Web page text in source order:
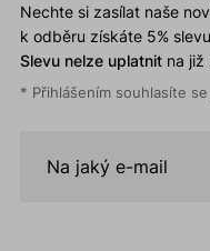
Nechte si zasílat naše
k odběru získáte 5%
Slevu nelze uplatnitna již
* Přihlášením souhlasíte se